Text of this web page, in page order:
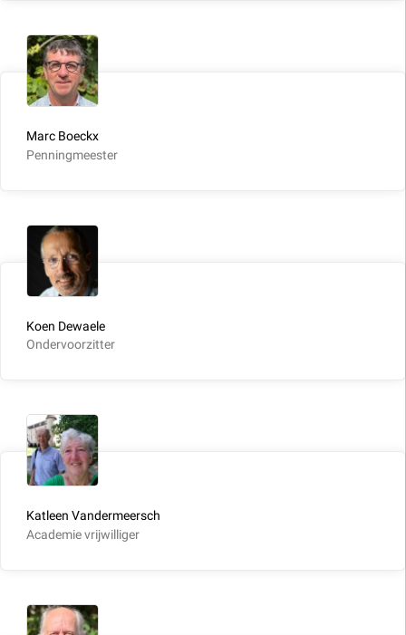
Marc Boeckx
Penningmeester
Koen Dewaele
Ondervoorzitter
Katleen Vandermeersch
Academie vrijwilliger